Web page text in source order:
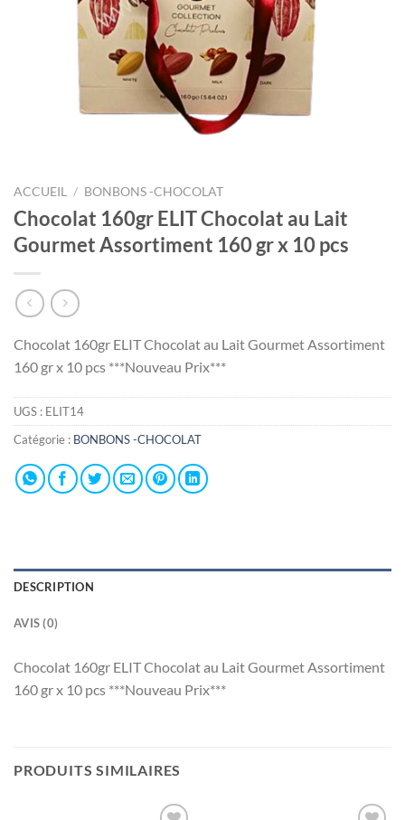
ACCUEIL / BONBONS -CHOCOLAT
Chocolat 160gr ELIT Chocolat au Lait
Gourmet Assortiment 160 gr x 10 pcs
Chocolat 160gr ELIT Chocolat au Lait Gourmet Assortiment
160 gr x 10 pcs ***Nouveau Prix***
UGS : ELIT14
Catégorie : BONBONS -CHOCOLAT
DESCRIPTION
AVIS (0)
Chocolat 160gr ELIT Chocolat au Lait Gourmet Assortiment
160 gr x 10 pcs ***Nouveau Prix***
PRODUITS SIMILAIRES